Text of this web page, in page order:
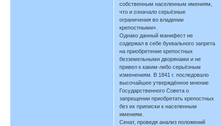
собственным населенным имениям,
что и означало серьёзные
ограничения во владении
крепостными».
Однако данный манифест не
содержал в себе буквального запрета
на приобретение крепостных
безземельными дворянами и не
привел к каким-либо серьёзным
изменениям. В 1841 г. последовало
высочайшее утверждённое мнение
Государственного Совета о
запрещении приобретать крепостных
без их приписки к населенным
имениям.
Сенат, проведя анализ положений